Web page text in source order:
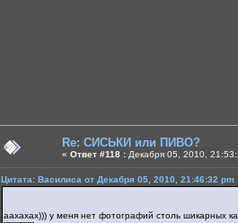
Re: СИСЬКИ или ПИВО?
« Ответ #118 : Декабря 05, 2010,
Цитата: Василиса от Декабря 05, 2010, 21:46:32 pm
аахахах))) у меня нет фотографий столь шикарных